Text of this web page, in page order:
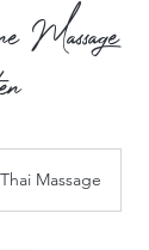
Massage